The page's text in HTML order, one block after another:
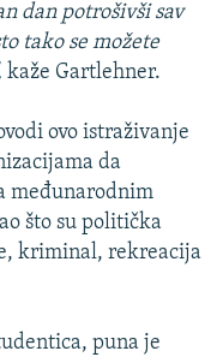
dan potrošivši sav
tako se možete
kaže Gartlehner.
ovo istraživanje
da
međunarodnim
što su politička
kriminal, rekreacija
puna je